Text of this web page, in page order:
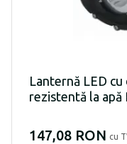
Lanternă LED
rezistentă la apă
147,08 RON cu